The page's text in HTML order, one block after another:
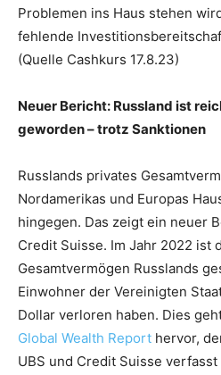
Problemen ins Haus stehen
fehlende
(Quelle Cashkurs 17.8.23)
Neuer Bericht: Russland ist
geworden – trotz Sanktionen
Russlands privates
Nordamerikas und Europas
hingegen. Das zeigt ein neuer
Credit Suisse. Im Jahr 2022 ist
Gesamtvermögen Russlands
Einwohner der Vereinigten
Dollar verloren haben. Dies
Global Wealth Report hervor,
UBS und Credit Suisse verfasst